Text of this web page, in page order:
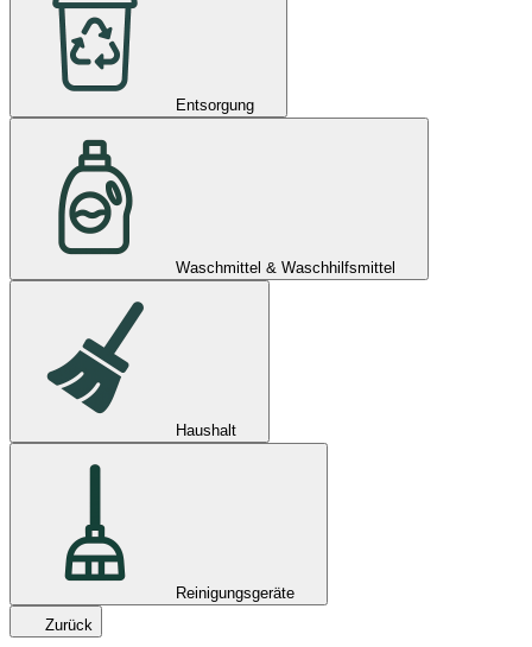
Entsorgung
Waschmittel & Waschhilfsmittel
Haushalt
Reinigungsgeräte
Zurück